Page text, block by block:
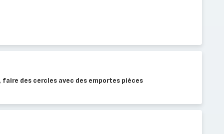
des cercles avec des emportes pièces